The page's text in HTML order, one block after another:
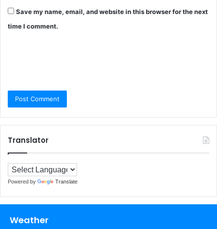
Save my name, email, and website in this browser for the next
time I comment.
Translator
Powered by Translate
Weather